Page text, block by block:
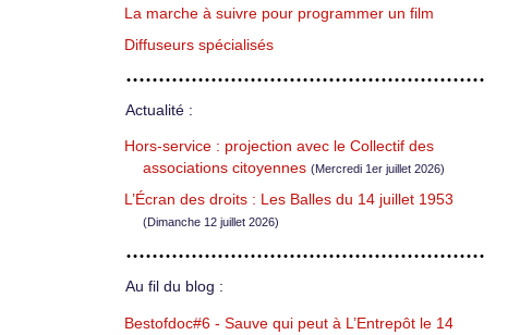
La marche à suivre pour programmer un film
Diffuseurs spécialisés
Actualité :
Hors-service : projection avec le Collectif des
associations citoyennes (Mercredi 1er juillet 2026)
L’Écran des droits : Les Balles du 14 juillet 1953
(Dimanche 12 juillet 2026)
Au fil du blog :
Bestofdoc#6 - Sauve qui peut à L’Entrepôt le 14